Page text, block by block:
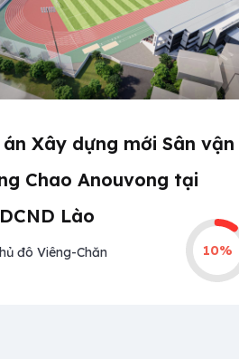
án Xây dựng mới Sân vận
Chao Anouvong tại
Lào
đô Viêng-Chăn 10%